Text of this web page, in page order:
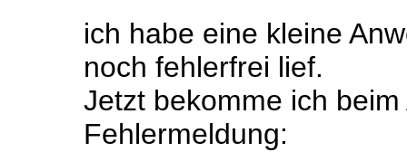
ich habe eine kleine
noch fehlerfrei lief.
Jetzt bekomme ich
Fehlermeldung: